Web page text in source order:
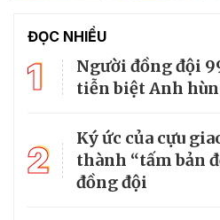
ĐỌC NHIỀU
1
Người đồng đội
tiễn biệt Anh
2
Ký ức của cựu
thành “tấm bản
đồng đội